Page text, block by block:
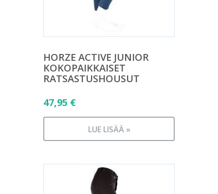
HORZE ACTIVE JUNIOR
KOKOPAIKKAISET
RATSASTUSHOUSUT
47,95 €
LUE LISÄÄ »